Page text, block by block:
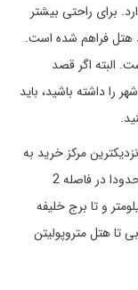
دارد. برای راحتی بیشتر
هتل فراهم شده است.
7 غروب فعال است. البته اگر قصد
را داشته باشید، باید
دارد. نزدیکترین مرکز خرید به
هتل متروپولیتن هم مرکز خرید امارات مال است که حدودا در فاصله 2
هتل است. از این هتل تا برج العرب 2.8 کیلومتر و تا برج خلیفه
دبی تا هتل متروپولیتن